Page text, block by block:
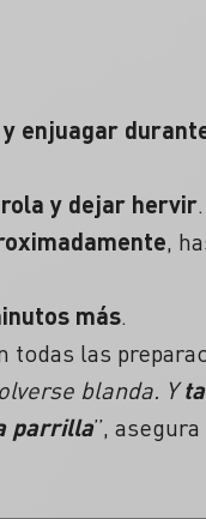
enjuagar
y dejar hervir.
,
más.
todas las
blanda. Y
parrilla”,